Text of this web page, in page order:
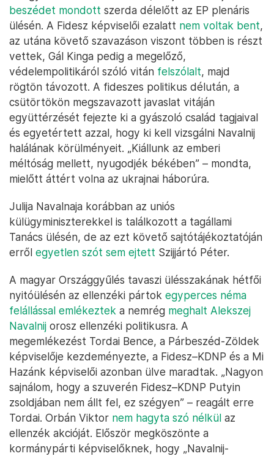
beszédet mondott szerda délelőtt az EP plenáris
ülésén. A Fidesz képviselői ezalatt nem voltak bent,
az utána követő szavazáson viszont többen is részt
vettek, Gál Kinga pedig a megelőző,
védelempolitikáról szóló vitán felszólalt, majd
rögtön távozott. A fideszes politikus délután, a
csütörtökön megszavazott javaslat vitáján
együttérzését fejezte ki a gyászoló család tagjaival
és egyetértett azzal, hogy ki kell vizsgálni Navalnij
halálának körülményeit. „Kiállunk az emberi
méltóság mellett, nyugodjék békében” – mondta,
mielőtt áttért volna az ukrajnai háborúra.
Julija Navalnaja korábban az uniós
külügyminiszterekkel is találkozott a tagállami
Tanács ülésén, de az ezt követő sajtótájékoztatóján
erről egyetlen szót sem ejtett Szijjártó Péter.
A magyar Országgyűlés tavaszi ülésszakának hétfői
nyitóülésén az ellenzéki pártok egyperces néma
felállással emlékeztek a nemrég meghalt Alekszej
Navalnij orosz ellenzéki politikusra. A
megemlékezést Tordai Bence, a Párbeszéd-Zöldek
képviselője kezdeményezte, a Fidesz–KDNP és a Mi
Hazánk képviselői azonban ülve maradtak. „Nagyon
sajnálom, hogy a szuverén Fidesz–KDNP Putyin
zsoldjában nem állt fel, ez szégyen” – reagált erre
Tordai. Orbán Viktor nem hagyta szó nélkül az
ellenzék akcióját. Először megköszönte a
kormánypárti képviselőknek, hogy „Navalnij-